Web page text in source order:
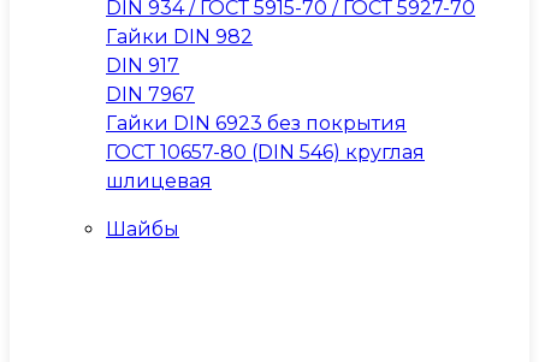
DIN 934 / ГОСТ 5915-70 / ГОСТ 5927-70
Гайки DIN 982
DIN 917
DIN 7967
Гайки DIN 6923 без покрытия
ГОСТ 10657-80 (DIN 546) круглая
шлицевая
Шайбы